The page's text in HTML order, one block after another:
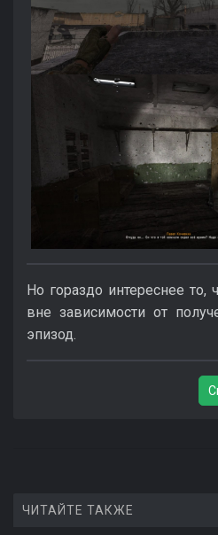
Но гораздо интереснее
вне зависимости от
эпизод.
ЧИТАЙТЕ ТАКЖЕ